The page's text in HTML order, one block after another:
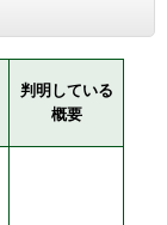
判明している
概要